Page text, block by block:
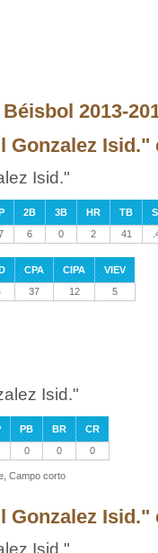
2013-
Gonzalez
Isid."
2B 3B HR TB
6 0 2 41
CPA CIPA
VIEV
37 12 5
Isid."
PB BR
CR
0 0 0
Campo corto
Isid."
Isid."